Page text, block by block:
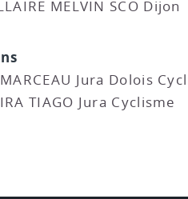
MELVIN SCO Dijon
Jura Dolois
TIAGO Jura Cyclisme